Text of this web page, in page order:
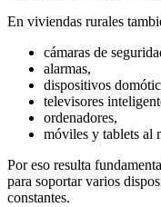
En viviendas rurales
cámaras de
alarmas,
dispositivos
televisores
ordenadores,
móviles y tablets al
Por eso resulta
para soportar varios
constantes.